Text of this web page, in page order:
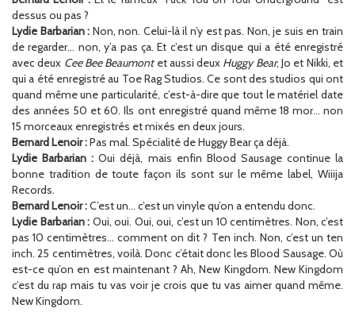
dessus ou pas ?
Lydie Barbarian : Non, non. Celui-là il n’y est pas. Non, je suis en train
de regarder… non, y’a pas ça. Et c’est un disque qui a été enregistré
avec deux Cee Bee Beaumontet aussi deux Huggy Bear, Jo et Nikki, et
qui a été enregistré au Toe Rag Studios. Ce sont des studios qui ont
quand même une particularité, c’est-à-dire que tout le matériel date
des années 50 et 60. Ils ont enregistré quand même 18 mor… non
15 morceaux enregistrés et mixés en deux jours.
Bernard Lenoir :Pas mal. Spécialité de Huggy Bear ça déjà.
Lydie Barbarian : Oui déjà, mais enfin Blood Sausage continue la
bonne tradition de toute façon ils sont sur le même label, Wiiija
Records.
Bernard Lenoir :C’est un… c’est un vinyle qu’on a entendu donc.
Lydie Barbarian : Oui, oui. Oui, oui, c’est un 10 centimètres. Non, c’est
pas 10 centimètres… comment on dit ? Ten inch. Non, c’est un ten
inch. 25 centimètres, voilà. Donc c’était donc les Blood Sausage. Où
est-ce qu’on en est maintenant ? Ah, New Kingdom. New Kingdom
c’est du rap mais tu vas voir je crois que tu vas aimer quand même.
New Kingdom.